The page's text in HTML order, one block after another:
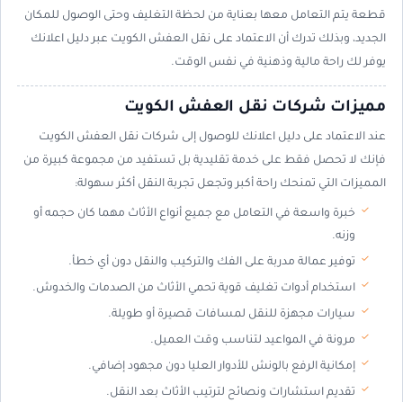
قطعة يتم التعامل معها بعناية من لحظة التغليف وحتى الوصول للمكان
الجديد، وبذلك تدرك أن الاعتماد على نقل العفش الكويت عبر دليل اعلانك
يوفر لك راحة مالية وذهنية في نفس الوقت.
مميزات شركات نقل العفش الكويت
عند الاعتماد على دليل اعلانك للوصول إلى شركات نقل العفش الكويت
فإنك لا تحصل فقط على خدمة تقليدية بل تستفيد من مجموعة كبيرة من
المميزات التي تمنحك راحة أكبر وتجعل تجربة النقل أكثر سهولة:
خبرة واسعة في التعامل مع جميع أنواع الأثاث مهما كان حجمه أو
وزنه.
توفير عمالة مدربة على الفك والتركيب والنقل دون أي خطأ.
استخدام أدوات تغليف قوية تحمي الأثاث من الصدمات والخدوش.
سيارات مجهزة للنقل لمسافات قصيرة أو طويلة.
مرونة في المواعيد لتناسب وقت العميل.
إمكانية الرفع بالونش للأدوار العليا دون مجهود إضافي.
تقديم استشارات ونصائح لترتيب الأثاث بعد النقل.